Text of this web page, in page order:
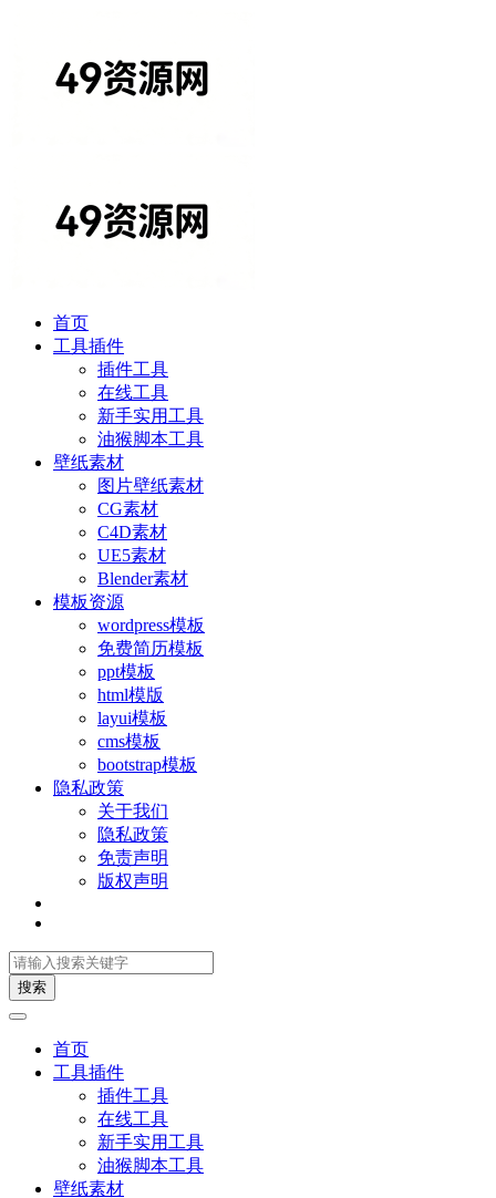
首页
工具插件
插件工具
在线工具
新手实用工具
油猴脚本工具
壁纸素材
图片壁纸素材
CG素材
C4D素材
UE5素材
Blender素材
模板资源
wordpress模板
免费简历模板
ppt模板
html模版
layui模板
cms模板
bootstrap模板
隐私政策
关于我们
隐私政策
免责声明
版权声明
搜索
首页
工具插件
插件工具
在线工具
新手实用工具
油猴脚本工具
壁纸素材